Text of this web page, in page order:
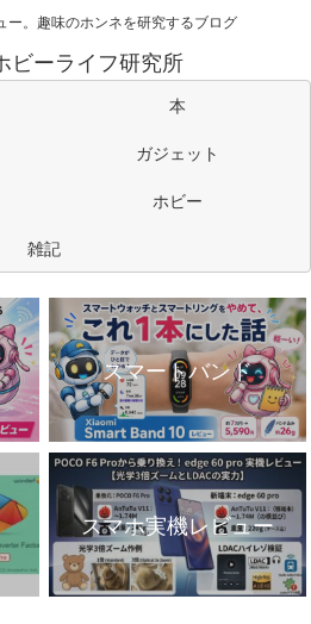
ー。趣味のホンネを研究するブログ
ビーライフ研究所
本
ガジェット
ホビー
雑記
スマートバンド
スマホ実機レビュー